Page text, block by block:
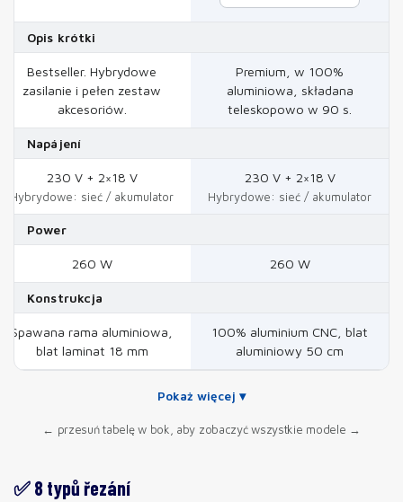
Opis krótki
Bestseller. Hybrydowe
zasilanie i pełen zestaw
akcesoriów.
Premium, w 100%
aluminiowa, składana
teleskopowo w 90 s.
Napájení
230 V + 2×18 V
Hybrydowe: sieć / akumulator
230 V + 2×18 V
Hybrydowe: sieć / akumulator
Power
260 W 260 W
Konstrukcja
Spawana rama aluminiowa,
blat laminat 18 mm
100% aluminium CNC, blat
aluminiowy 50 cm
Pokaż więcej ▾
← przesuń tabelę w bok, aby zobaczyć wszystkie modele →
✅ 8 typů řezání